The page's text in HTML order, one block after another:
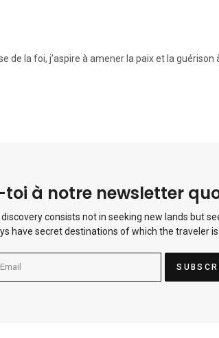
de la foi, j’aspire à amener la paix et la guérison
à notre newsletter
consists not in seeking new lands but
have secret destinations of which the traveler is